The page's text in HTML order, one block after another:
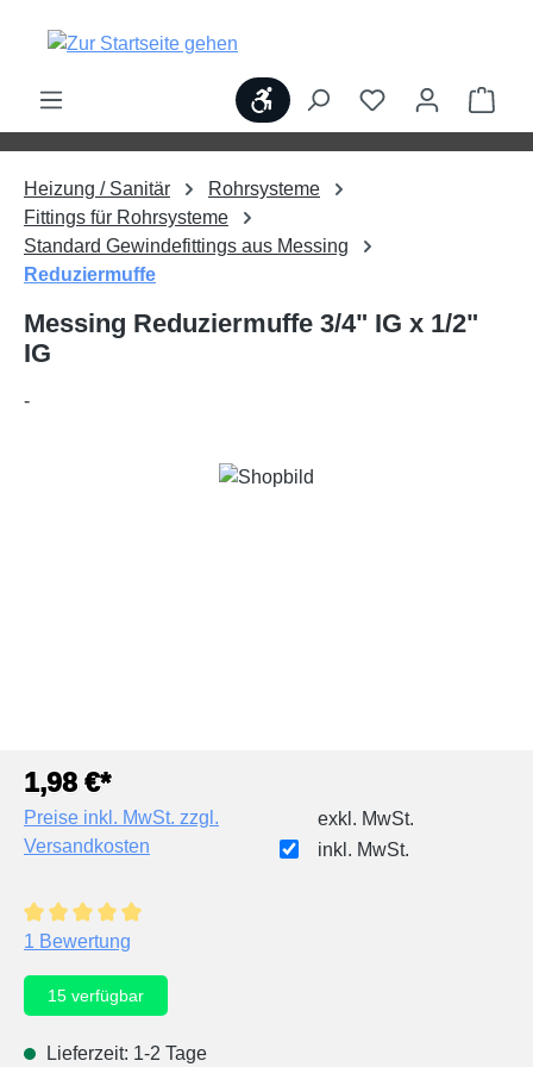
springen
Werkzeugleiste anzeigen
Heizung / Sanitär
Rohrsysteme
Fittings für Rohrsysteme
Standard Gewindefittings aus Messing
Reduziermuffe
Messing Reduziermuffe 3/4" IG x 1/2"
IG
-
Bildergalerie überspringen
1,98 €*
Preise inkl. MwSt. zzgl.
Versandkosten
exkl. MwSt.
inkl. MwSt.
Durchschnittliche Bewertung von 5 von 5 Sternen
1 Bewertung
15 verfügbar
Lieferzeit: 1-2 Tage